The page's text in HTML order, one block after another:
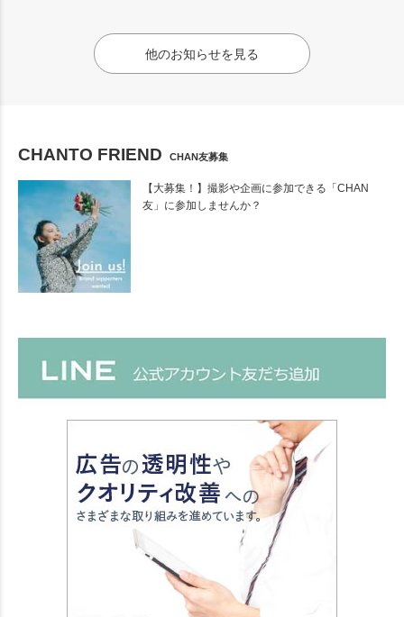
他のお知らせを見る
CHANTO FRIEND CHAN友募集
【大募集！】撮影や企画に参加できる「CHAN
友」に参加しませんか？